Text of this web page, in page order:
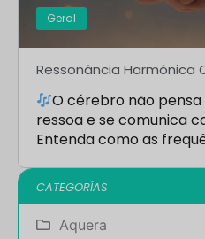
Geral
Ressonância Harmônica
O cérebro não
ressoa e se comunica
Entenda como as
CATEGORÍAS
Aquera